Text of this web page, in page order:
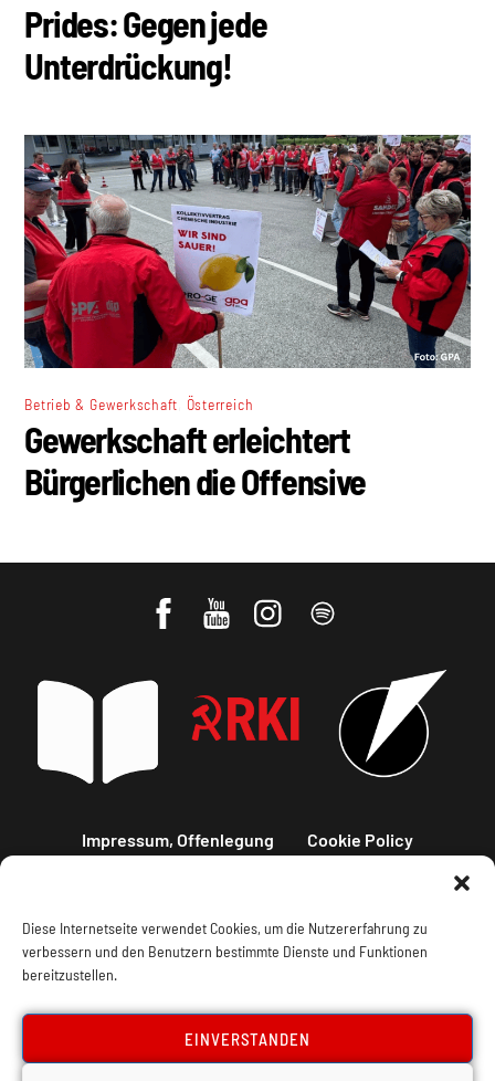
Diese Internetseite verwendet Cookies, um die Nutzererfahrung zu
verbessern und den Benutzern bestimmte Dienste und Funktionen
bereitzustellen.
EINVERSTANDEN
Prides: Gegen jede
Unterdrückung!
Betrieb & Gewerkschaft Österreich
Gewerkschaft erleichtert
Bürgerlichen die Offensive
Impressum, Offenlegung Cookie Policy